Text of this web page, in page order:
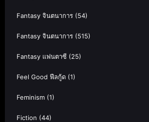
Fantasy จินตนาการ (54)
Fantasy จินตนาการ (515)
Fantasy แฟนตาซี (25)
Feel Good ฟีลกู้ด (1)
Feminism (1)
Fiction (44)